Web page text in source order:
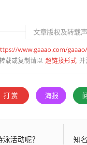
文章版权及转载
www.gaaao.com/
载或复制请以 超链接形式 并
打赏 海报
活动呢？ 知名